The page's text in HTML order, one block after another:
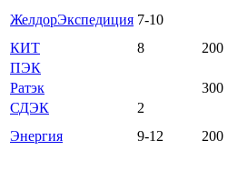
ЖелдорЭкспедиция 7-10
КИТ
8 200
ПЭК
Ратэк
300
СДЭК
2
Энергия
9-12 200